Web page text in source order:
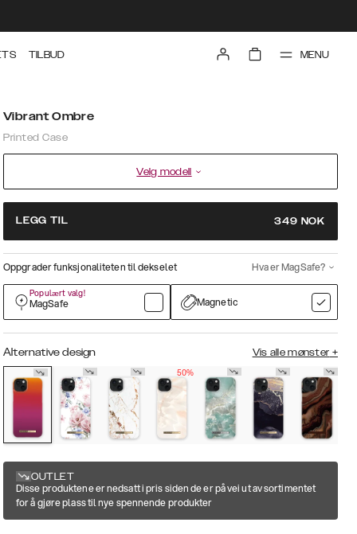
TILBUD MENU
Vibrant Ombre
Printed Case
Velg modell
LEGG TIL 349 NOK
Oppgrader funksjonaliteten til dekselet Hva er MagSafe?
Populært valg!
MagSafe Magnetic
Alternative design Vis alle mønster +
50%
OUTLET
Disse produktene er nedsatt i pris siden de er på vei ut av sortimentet
for å gjøre plass til nye spennende produkter